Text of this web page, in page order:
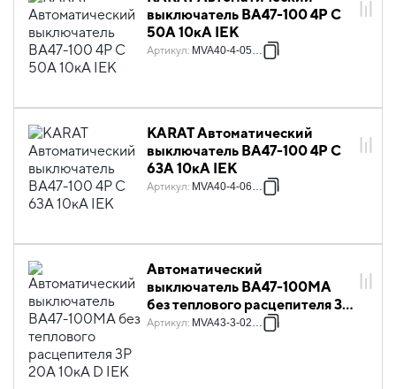
выключатель ВА47-100 4P C
50А 10кА IEK
Артикул: MVA40-4-050-C
KARAT Автоматический
выключатель ВА47-100 4P C
63А 10кА IEK
Артикул: MVA40-4-063-C
Автоматический
выключатель ВА47-100МА
без теплового расцепителя 3P
20А 10кА D IEK
Артикул: MVA43-3-020-D